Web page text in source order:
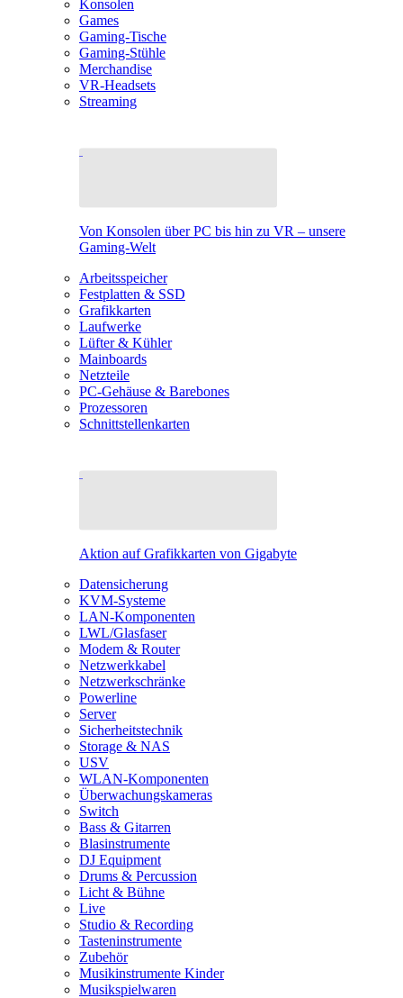
Konsolen
Games
Gaming-Tische
Gaming-Stühle
Merchandise
VR-Headsets
Streaming
Von Konsolen über PC bis hin zu VR – unsere
Gaming-Welt
Arbeitsspeicher
Festplatten & SSD
Grafikkarten
Laufwerke
Lüfter & Kühler
Mainboards
Netzteile
PC-Gehäuse & Barebones
Prozessoren
Schnittstellenkarten
Aktion auf Grafikkarten von Gigabyte
Datensicherung
KVM-Systeme
LAN-Komponenten
LWL/Glasfaser
Modem & Router
Netzwerkkabel
Netzwerkschränke
Powerline
Server
Sicherheitstechnik
Storage & NAS
USV
WLAN-Komponenten
Überwachungskameras
Switch
Bass & Gitarren
Blasinstrumente
DJ Equipment
Drums & Percussion
Licht & Bühne
Live
Studio & Recording
Tasteninstrumente
Zubehör
Musikinstrumente Kinder
Musikspielwaren